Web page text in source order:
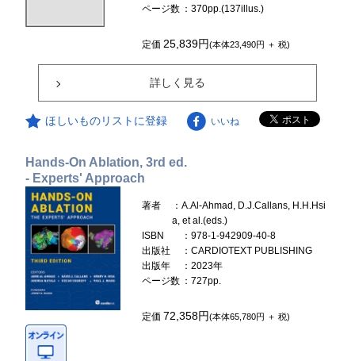
ページ数 ：370pp.(137illus.)
定価25,839円(本体23,490円 ＋ 税)
詳しく見る
ほしいものリストに登録 いいね
Hands-On Ablation, 3rd ed.
- Experts' Approach
著者
：A.Al-Ahmad, D.J.Callans, H.H.Hsi
a, et al.(eds.)
ISBN
：978-1-942909-40-8
出版社
：CARDIOTEXT PUBLISHING
出版年
：2023年
ページ数 ：727pp.
定価 72,358円(本体65,780円 ＋ 税)